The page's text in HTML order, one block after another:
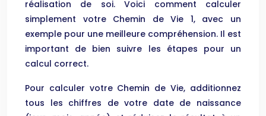
réalisation de soi. Voici comment calculer
simplement votre Chemin de Vie 1, avec un
exemple pour une meilleure compréhension. Il est
important de bien suivre les étapes pour un
calcul correct.
Pour calculer votre Chemin de Vie, additionnez
tous les chiffres de votre date de naissance